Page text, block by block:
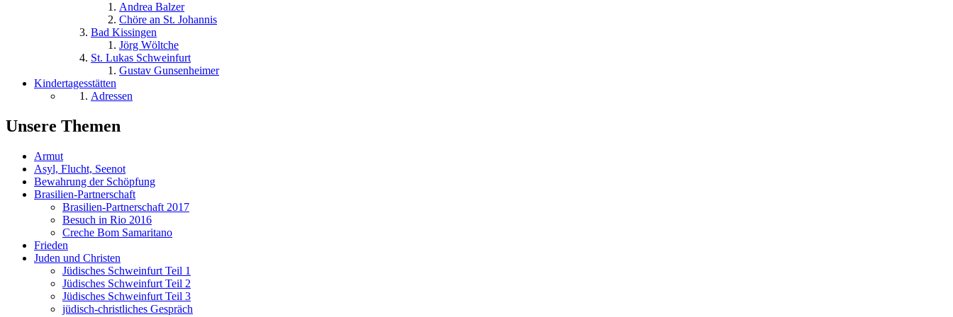
Andrea Balzer
Chöre an St. Johannis
Bad Kissingen
Jörg Wöltche
St. Lukas Schweinfurt
Gustav Gunsenheimer
Kindertagesstätten
Adressen
Unsere Themen
Armut
Asyl, Flucht, Seenot
Bewahrung der Schöpfung
Brasilien-Partnerschaft
Brasilien-Partnerschaft 2017
Besuch in Rio 2016
Creche Bom Samaritano
Frieden
Juden und Christen
Jüdisches Schweinfurt Teil 1
Jüdisches Schweinfurt Teil 2
Jüdisches Schweinfurt Teil 3
jüdisch-christliches Gespräch